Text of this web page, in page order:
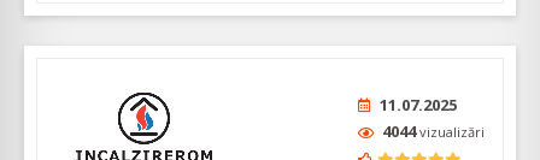
11.07.2025
4044vizualizări